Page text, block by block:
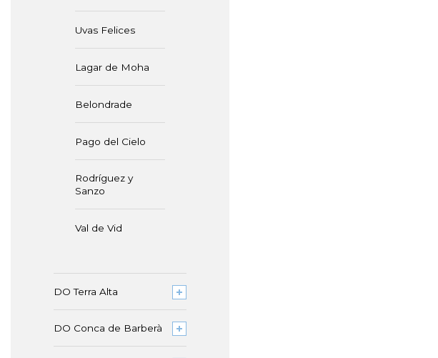
Uvas Felices
Lagar de Moha
Belondrade
Pago del Cielo
Rodríguez y
Sanzo
Val de Vid
DO Terra Alta
DO Conca de Barberà